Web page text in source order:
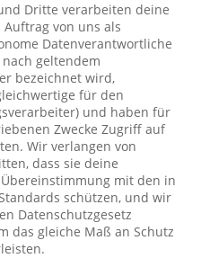
Dritte verarbeiten deine
von uns als
Datenverantwortliche
geltendem
bezeichnet wird,
für den
und haben für
Zwecke Zugriff auf
Wir verlangen von
dass sie deine
mit den in
schützen, und wir
Datenschutzgesetz
das gleiche Maß an Schutz